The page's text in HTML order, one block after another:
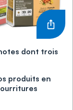
dont trois
produits en